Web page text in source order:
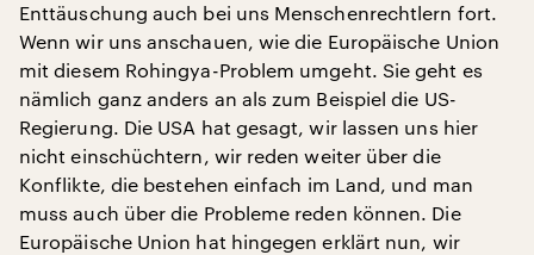
Enttäuschung auch bei uns Menschenrechtlern fort.
Wenn wir uns anschauen, wie die Europäische Union
mit diesem Rohingya-Problem umgeht. Sie geht es
nämlich ganz anders an als zum Beispiel die US-
Regierung. Die USA hat gesagt, wir lassen uns hier
nicht einschüchtern, wir reden weiter über die
Konflikte, die bestehen einfach im Land, und man
muss auch über die Probleme reden können. Die
Europäische Union hat hingegen erklärt nun, wir